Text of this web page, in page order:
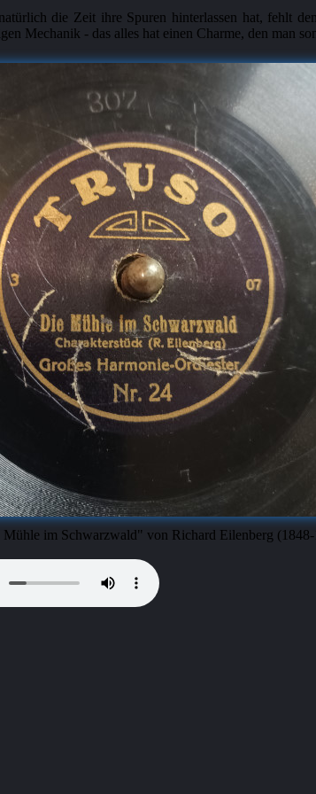
die Zeit ihre Spuren hinterlassen hat, fehlt
im Schwarzwald" von Richard Eilenberg